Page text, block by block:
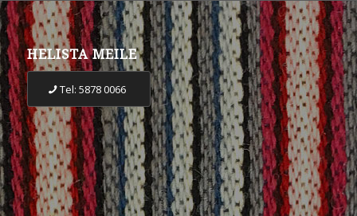
HELISTA MEILE
Tel: 5878 0066